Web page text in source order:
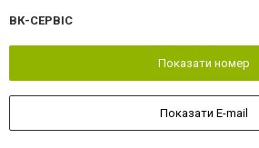
ВК-СЕРВІС
Показати номер
Показати E-mail